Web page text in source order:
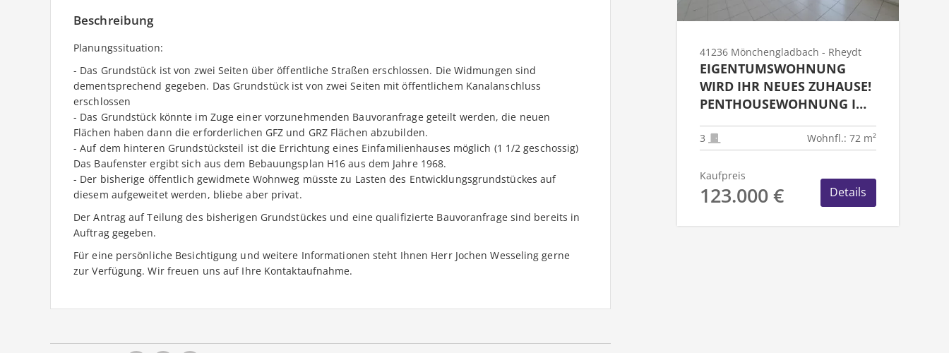
Beschreibung
Planungssituation:
- Das Grundstück ist von zwei Seiten über öffentliche Straßen erschlossen. Die Widmungen sind
dementsprechend gegeben. Das Grundstück ist von zwei Seiten mit öffentlichem Kanalanschluss
erschlossen
- Das Grundstück könnte im Zuge einer vorzunehmenden Bauvoranfrage geteilt werden, die neuen
Flächen haben dann die erforderlichen GFZ und GRZ Flächen abzubilden.
- Auf dem hinteren Grundstücksteil ist die Errichtung eines Einfamilienhauses möglich (1 1/2 geschossig)
Das Baufenster ergibt sich aus dem Bebauungsplan H16 aus dem Jahre 1968.
- Der bisherige öffentlich gewidmete Wohnweg müsste zu Lasten des Entwicklungsgrundstückes auf
diesem aufgeweitet werden, bliebe aber privat.
Der Antrag auf Teilung des bisherigen Grundstückes und eine qualifizierte Bauvoranfrage sind bereits in
Auftrag gegeben.
Für eine persönliche Besichtigung und weitere Informationen steht Ihnen Herr Jochen Wesseling gerne
zur Verfügung. Wir freuen uns auf Ihre Kontaktaufnahme.
41236 Mönchengladbach - Rheydt
EIGENTUMSWOHNUNG
WIRD IHR NEUES ZUHAUSE!
PENTHOUSEWOHNUNG IN
RHEYDT - ZENTRUM
3 Wohnfl.: 72 m²
Kaufpreis
123.000 € Details